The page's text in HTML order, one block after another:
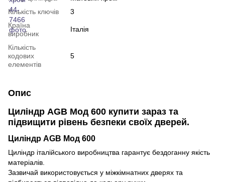
Кількість ключів
3
Країна
виробник
Італія
Кількість
кодових
елементів
5
Опис
Циліндр AGB Мод 600 купити зараз та
підвищити рівень безпеки своїх дверей.
Циліндр AGB Мод 600
Циліндр італійського виробництва гарантує бездоганну якість
матеріалів.
Зазвичай використовується у міжкімнатних дверях та